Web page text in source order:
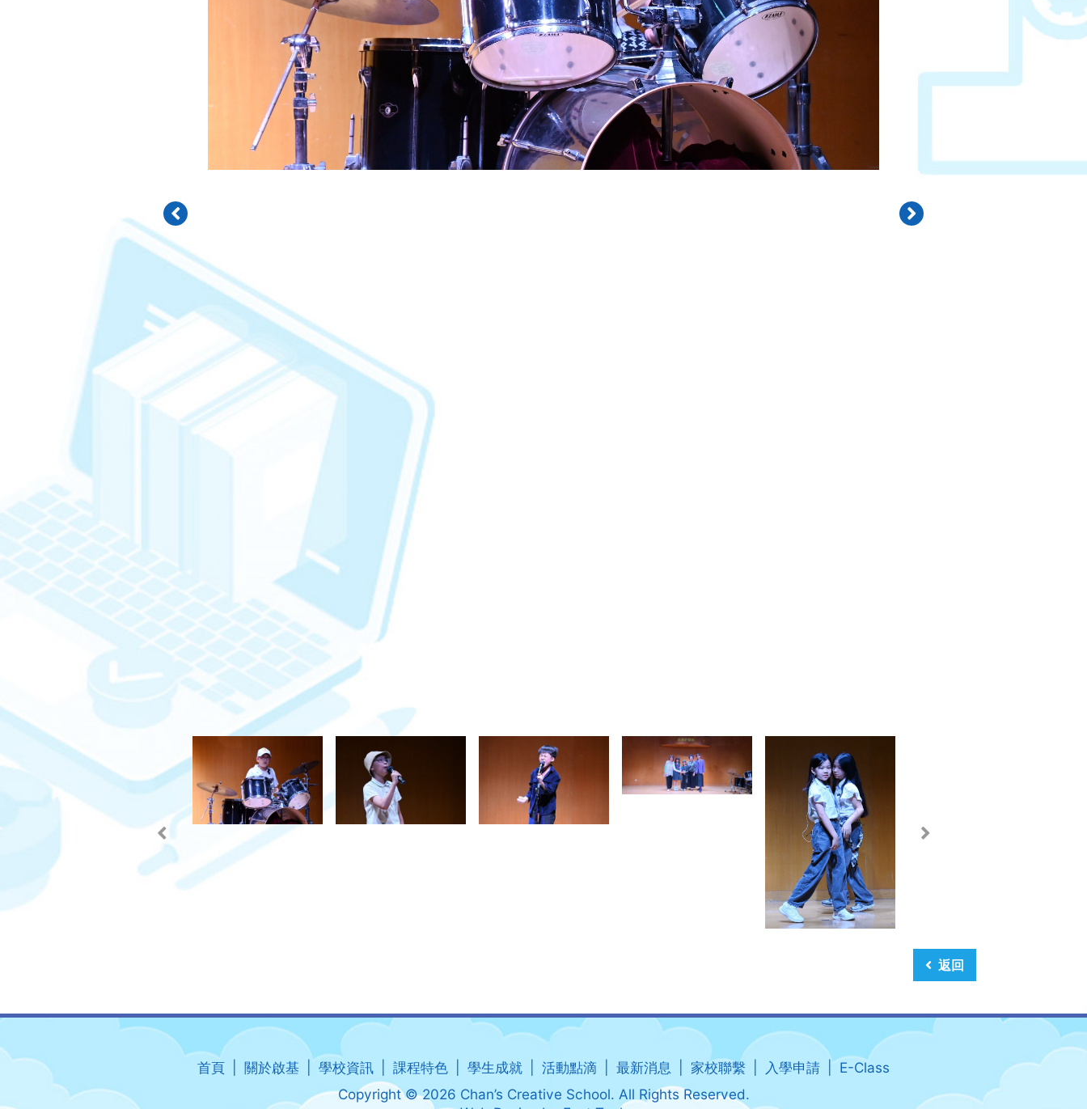
返回
首頁 關於啟基 學校資訊 課程特色 學生成就 活動點滴 最新消息 家校聯繫 入學申請
E-Class
Copyright © 2026 Chan’s Creative School. All Rights Reserved.